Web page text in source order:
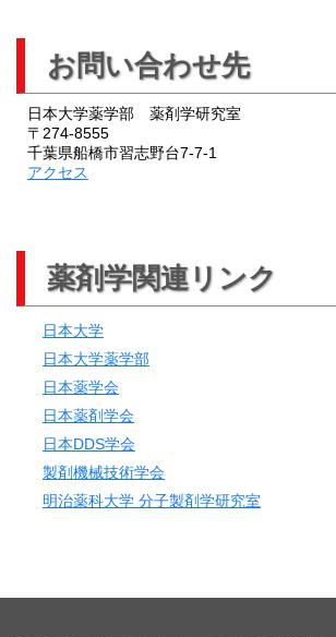
お問い合わせ先
日本大学薬学部 薬剤学研究室
〒274-8555
千葉県船橋市習志野台7-7-1
アクセス
薬剤学関連リンク
日本大学
日本大学薬学部
日本薬学会
日本薬剤学会
日本DDS学会
製剤機械技術学会
明治薬科大学 分子製剤学研究室